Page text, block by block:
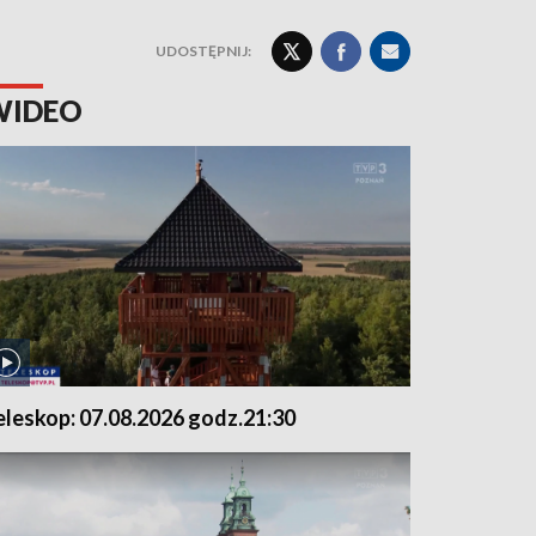
UDOSTĘPNIJ:
07.08.2026 godz.21:30